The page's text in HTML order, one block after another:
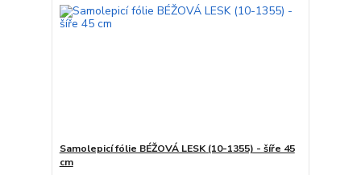
Samolepicí fólie BÉŽOVÁ LESK (10-1355) - šíře 45
cm